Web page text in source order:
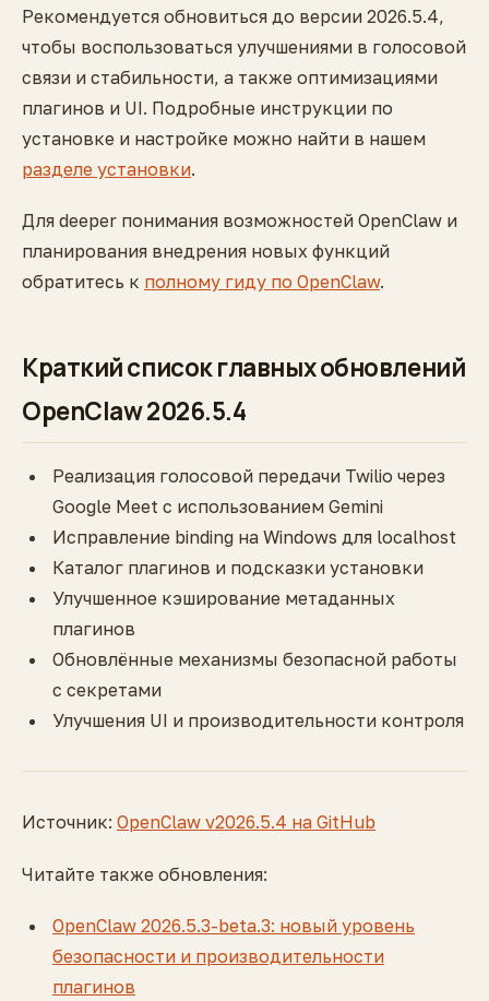
Рекомендуется обновиться до версии 2026.5.4,
чтобы воспользоваться улучшениями в голосовой
связи и стабильности, а также оптимизациями
плагинов и UI. Подробные инструкции по
установке и настройке можно найти в нашем
разделе установки.
Для deeper понимания возможностей OpenClaw и
планирования внедрения новых функций
обратитесь к полному гиду по OpenClaw.
Краткий список главных обновлений
OpenClaw 2026.5.4
Реализация голосовой передачи Twilio через
Google Meet с использованием Gemini
Исправление binding на Windows для localhost
Каталог плагинов и подсказки установки
Улучшенное кэширование метаданных
плагинов
Обновлённые механизмы безопасной работы
с секретами
Улучшения UI и производительности контроля
Источник: OpenClaw v2026.5.4 на GitHub
Читайте также обновления:
OpenClaw 2026.5.3-beta.3: новый уровень
безопасности и производительности
плагинов